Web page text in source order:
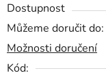
Dostupnost
Můžeme doručit do:
Možnosti doručení
Kód: